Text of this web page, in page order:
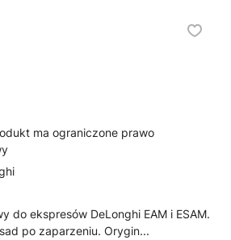
ma ograniczone prawo
do ekspresów DeLonghi EAM i ESAM.
po zaparzeniu. Orygin...